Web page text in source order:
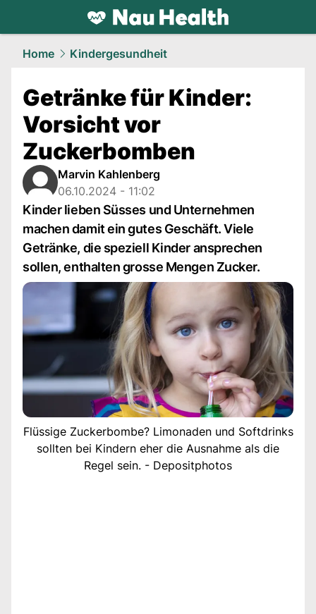
health.NAU.ch
Home Kindergesundheit
Getränke für Kinder:
Vorsicht vor
Zuckerbomben
Marvin Kahlenberg
06.10.2024 - 11:02
Kinder lieben Süsses und Unternehmen
machen damit ein gutes Geschäft. Viele
Getränke, die speziell Kinder ansprechen
sollen, enthalten grosse Mengen Zucker.
Flüssige Zuckerbombe? Limonaden und Softdrinks
sollten bei Kindern eher die Ausnahme als die
Regel sein. - Depositphotos